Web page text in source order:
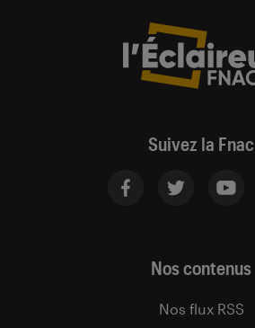
Suivez la Fnac
Nos contenus
Nos flux RSS